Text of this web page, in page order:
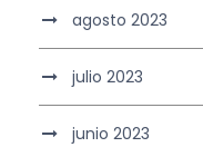
agosto 2023
julio 2023
junio 2023